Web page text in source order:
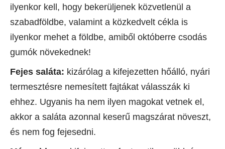
ilyenkor kell, hogy bekerüljenek közvetlenül a
szabadföldbe, valamint a közkedvelt cékla is
ilyenkor mehet a földbe, amiből októberre csodás
gumók növekednek!
Fejes saláta: kizárólag a kifejezetten hőálló, nyári
termesztésre nemesített fajtákat válasszák ki
ehhez. Ugyanis ha nem ilyen magokat vetnek el,
akkor a saláta azonnal keserű magszárat növeszt,
és nem fog fejesedni.